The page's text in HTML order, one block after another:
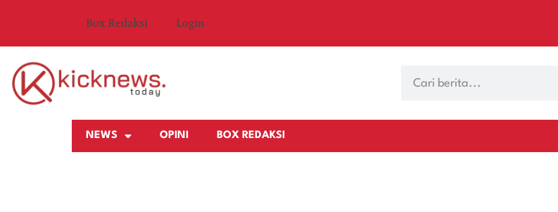
Box Redaksi Login
NEWS OPINI BOX REDAKSI